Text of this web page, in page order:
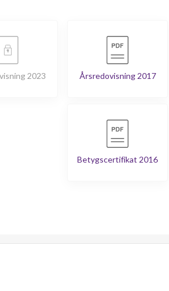
2023 Årsredovisning 2017
Betygscertifikat 2016